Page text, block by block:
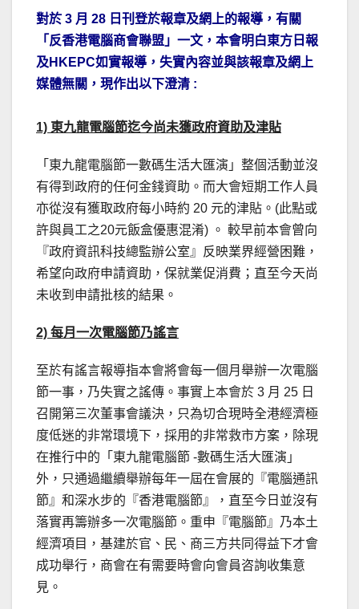
對於 3 月 28 日刊登於報章及網上的報導，有關
「反香港電腦商會聯盟」一文，本會明白東方日報
及HKEPC如實報導，失實內容並與該報章及網上
媒體無關，現作出以下澄清 :
1) 東九龍電腦節迄今尚未獲政府資助及津貼
「東九龍電腦節一數碼生活大匯演」整個活動並沒
有得到政府的任何金錢資助。而大會短期工作人員
亦從沒有獲取政府每小時約 20 元的津貼。(此點或
許與員工之20元飯盒優惠混淆) 。 較早前本會曾向
『政府資訊科技總監辦公室』反映業界經營困難，
希望向政府申請資助，保就業促消費；直至今天尚
未收到申請批核的結果。
2) 每月一次電腦節乃謠言
至於有謠言報導指本會將會每一個月舉辦一次電腦
節一事，乃失實之謠傳。事實上本會於 3 月 25 日
召開第三次董事會議決，只為切合現時全港經濟極
度低迷的非常環境下，採用的非常救市方案，除現
在推行中的「東九龍電腦節 -數碼生活大匯演」
外，只通過繼續舉辦每年一屆在會展的『電腦通訊
節』和深水步的『香港電腦節』，直至今日並沒有
落實再籌辦多一次電腦節。重申『電腦節』乃本土
經濟項目，基建於官、民、商三方共同得益下才會
成功舉行，商會在有需要時會向會員咨詢收集意
見。